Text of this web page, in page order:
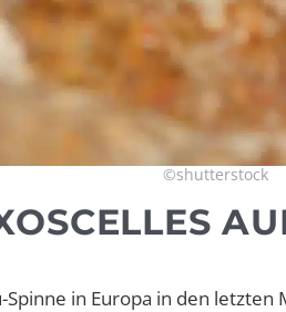
©shutterstock
in Europa in den